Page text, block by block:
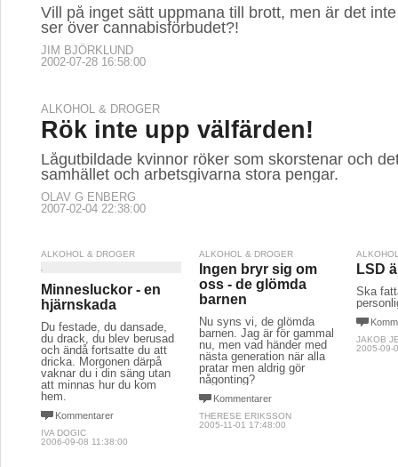
ALKOHOL & DROGER
Upplysning i cannabisfrågan!
JIM BJÖRKLUND
2002-07-28 16:58:00
ALKOHOL & DROGER
Rök inte upp välfärden!
OLAV G ENBERG
2007-02-04 22:38:00
Minnesluckor - en
hjärnskada
Du festade, du dansade,
du drack, du blev berusad
och ändå fortsatte du att
dricka. Morgonen därpå
vaknar du i din säng utan
att minnas hur du kom
ALKOHOL & DROGER
Ingen bryr sig om
oss - de glömda
barnen
Nu syns vi, de glömda
barnen. Jag är för gammal
nu, men vad händer med
nästa generation när alla
pratar men aldrig gör
LSD
Ska